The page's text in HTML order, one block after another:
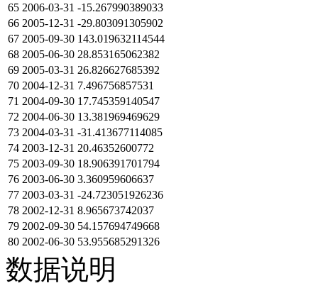
65 2006-03-31 -15.267990389033
66 2005-12-31 -29.803091305902
67 2005-09-30 143.019632114544
68 2005-06-30 28.853165062382
69 2005-03-31 26.826627685392
70 2004-12-31 7.496756857531
71 2004-09-30 17.745359140547
72 2004-06-30 13.381969469629
73 2004-03-31 -31.413677114085
74 2003-12-31 20.46352600772
75 2003-09-30 18.906391701794
76 2003-06-30 3.360959606637
77 2003-03-31 -24.723051926236
78 2002-12-31 8.965673742037
79 2002-09-30 54.157694749668
80 2002-06-30 53.955685291326
数据说明